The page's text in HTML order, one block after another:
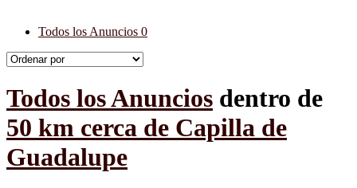
Todos los Anuncios 0
Todos los Anuncios dentro de
50 km cerca de Capilla de
Guadalupe